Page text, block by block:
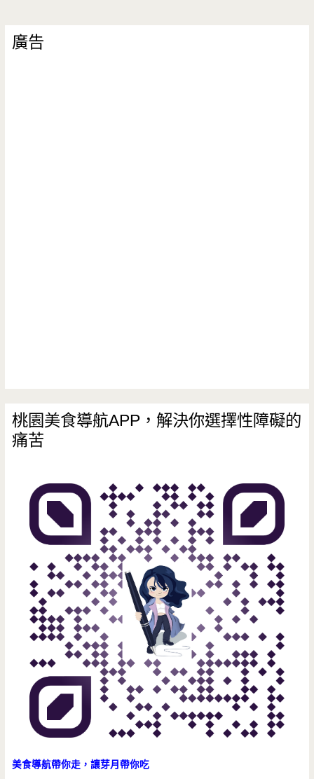
廣告
桃園美食導航APP，解決你選擇性障礙的
痛苦
美食導航帶你走，讓芽月帶你吃